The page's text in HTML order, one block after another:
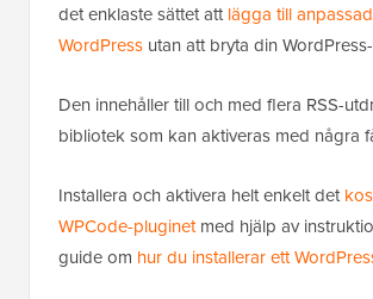
det enklaste sättet attlägga till
WordPress utan att bryta din
Den innehåller till och med flera RSS-
bibliotek som kan aktiveras med några
Installera och aktivera helt enkelt det
WPCode-pluginetmed hjälp av
guide om hur du installerar ett